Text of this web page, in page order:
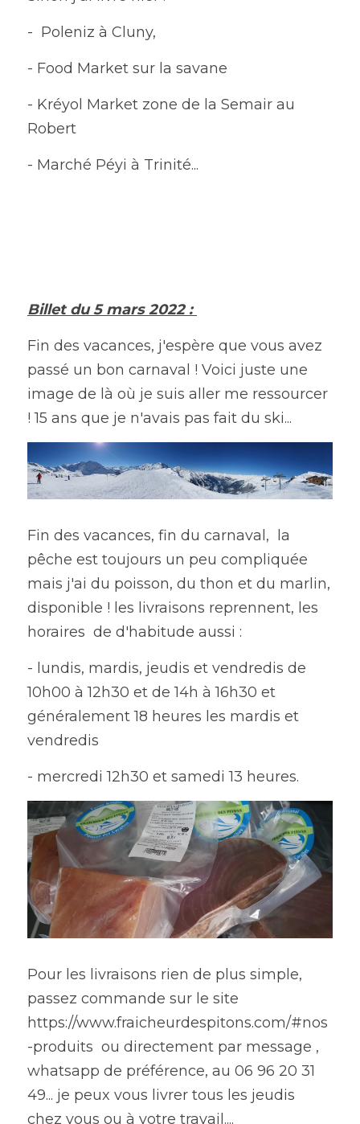
-  Poleniz à Cluny,
- Food Market sur la savane
- Kréyol Market zone de la Semair au
Robert
- Marché Péyi à Trinité...
Billet du 5 mars 2022 :
Fin des vacances, j'espère que vous avez
passé un bon carnaval ! Voici juste une
image de là où je suis aller me ressourcer
! 15 ans que je n'avais pas fait du ski...
Fin des vacances, fin du carnaval,  la
pêche est toujours un peu compliquée
mais j'ai du poisson, du thon et du marlin,
disponible ! les livraisons reprennent, les
horaires  de d'habitude aussi :
- lundis, mardis, jeudis et vendredis de
10h00 à 12h30 et de 14h à 16h30 et
généralement 18 heures les mardis et
vendredis
- mercredi 12h30 et samedi 13 heures.
Pour les livraisons rien de plus simple,
passez commande sur le site
https://www.fraicheurdespitons.com/#nos
-produits  ou directement par message ,
whatsapp de préférence, au 06 96 20 31
49... je peux vous livrer tous les jeudis
chez vous ou à votre travail....